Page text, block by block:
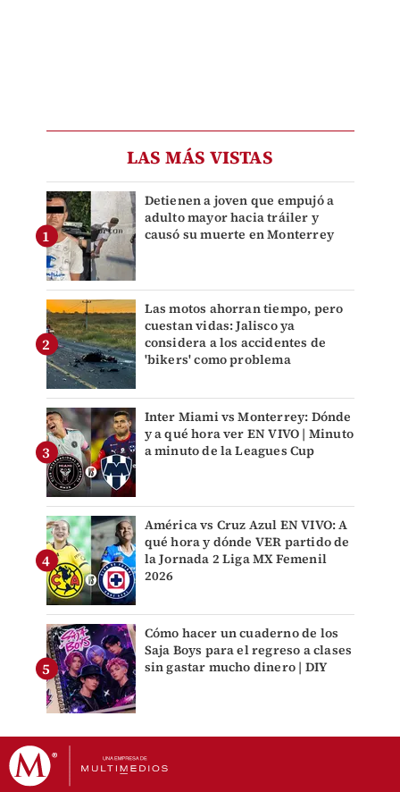
LAS MÁS VISTAS
Detienen a joven que empujó a
adulto mayor hacia tráiler y
causó su muerte en Monterrey
Las motos ahorran tiempo, pero
cuestan vidas: Jalisco ya
considera a los accidentes de
'bikers' como problema
Inter Miami vs Monterrey: Dónde
y a qué hora ver EN VIVO | Minuto
a minuto de la Leagues Cup
América vs Cruz Azul EN VIVO: A
qué hora y dónde VER partido de
la Jornada 2 Liga MX Femenil
2026
Cómo hacer un cuaderno de los
Saja Boys para el regreso a clases
sin gastar mucho dinero | DIY